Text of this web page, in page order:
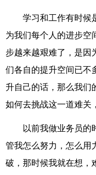
学习和工作有时候
为我们每个人的进步空
步越来越艰难了，是因
们各自的提升空间已不
升自己的话，那么我们
如何去挑战这一道难关
以前我做业务员的
管我怎么努力，怎么用
破，那时候我就在想，